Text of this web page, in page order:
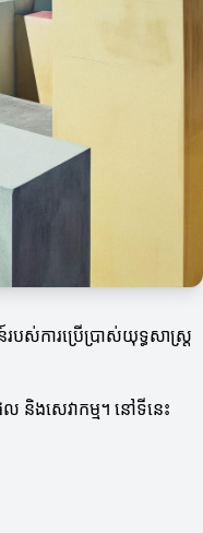
បស់ការប្រើប្រាស់យុទ្ធសាស្ត្រ
និងសេវាកម្ម។ នៅទីនេះ